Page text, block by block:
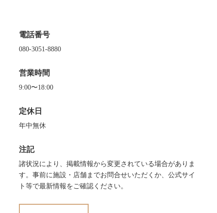
電話番号
080-3051-8880
営業時間
9:00〜18:00
定休日
年中無休
注記
諸状況により、掲載情報から変更されている場合がありま
す。事前に施設・店舗までお問合せいただくか、公式サイ
ト等で最新情報をご確認ください。